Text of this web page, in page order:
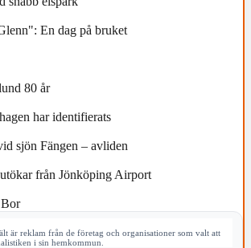
En dag på bruket
80 år
har identifierats
sjön Fängen – avliden
från Jönköping Airport
är reklam från de företag och organisationer som valt att
i sin hemkommun.